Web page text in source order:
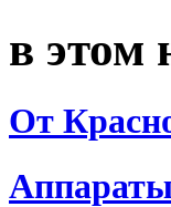
в этом
От